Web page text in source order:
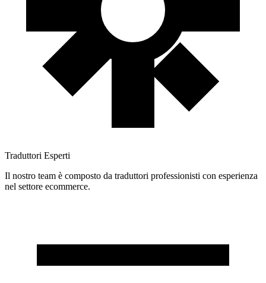
Traduttori Esperti
Il nostro team è composto da traduttori professionisti con esperienza
nel settore ecommerce.